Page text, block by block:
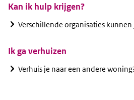
Kan ik hulp krijgen?
Verschillende organisaties
Ik ga verhuizen
Verhuis je naar een andere